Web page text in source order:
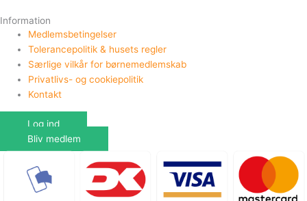
Information
Medlemsbetingelser
Tolerancepolitik & husets regler
Særlige vilkår for børnemedlemskab
Privatlivs- og cookiepolitik
Kontakt
Log ind
Bliv medlem